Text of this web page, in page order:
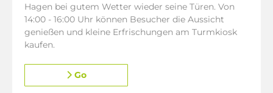
Hagen bei gutem Wetter wieder seine Türen. Von
14:00 - 16:00 Uhr können Besucher die Aussicht
genießen und kleine Erfrischungen am Turmkiosk
kaufen.
Go